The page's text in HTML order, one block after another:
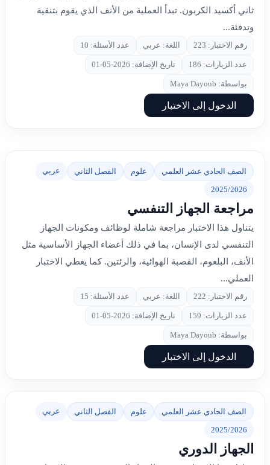
ثاني أكسيد الكربون. تبدأ العملية من الأنف الذي يقوم بتنقية
وتدفئة...
رقم الاختبار: 223 اللغة: عربي عدد الأسئلة: 10
عدد الزيارات: 186 تاريخ الإضافة: 2026-05-01
بواسطة: Maya Dayoub
الدخول إلى الاختبار
الصف الحادي عشر العلمي علوم الفصل الثاني عربي
2025/2026
مراجعة الجهاز التنفسي
يتناول هذا الاختبار مراجعة شاملة لوظائف ومكونات الجهاز
التنفسي لدى الإنسان، بما في ذلك أعضاء الجهاز الأساسية مثل
الأنف، البلعوم، القصبة الهوائية، والرئتين. كما يغطي الاختبار
العملي...
رقم الاختبار: 222 اللغة: عربي عدد الأسئلة: 15
عدد الزيارات: 159 تاريخ الإضافة: 2026-05-01
بواسطة: Maya Dayoub
الدخول إلى الاختبار
الصف الحادي عشر العلمي علوم الفصل الثاني عربي
2025/2026
الجهاز الدوري